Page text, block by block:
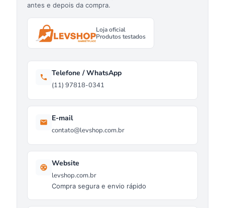
antes e depois da compra.
Loja oficial
Produtos testados
Telefone / WhatsApp
(11) 97818-0341
E-mail
contato@levshop.com.br
Website
levshop.com.br
Compra segura e envio rápido